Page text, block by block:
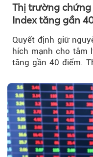
Thị trường
Index tăng gần
Quyết định giữ
hích mạnh cho tâm
tăng gần 40 điểm.